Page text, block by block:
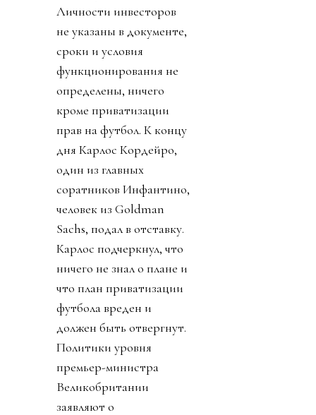
Личности инвесторов
не указаны в документе,
сроки и условия
функционирования не
определены, ничего
кроме приватизации
прав на футбол. К концу
дня Карлос Кордейро,
один из главных
соратников Инфантино,
человек из Goldman
Sachs, подал в отставку.
Карлос подчеркнул, что
ничего не знал о плане и
что план приватизации
футбола вреден и
должен быть отвергнут.
Политики уровня
премьер-министра
Великобритании
заявляют о